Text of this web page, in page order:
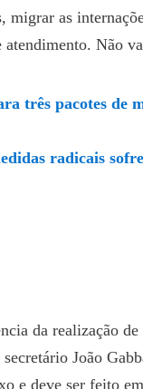
migrar as
atendimento. Não
três pacotes de
radicais
da realização
João
e deve ser feito